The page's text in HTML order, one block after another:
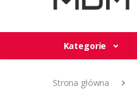
Kategorie
Strona główna